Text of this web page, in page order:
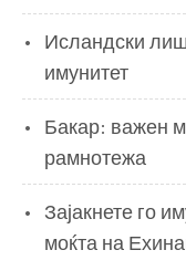
Исландски
имунитет
Бакар: важен
рамнотежа
Зајакнете го
моќта на